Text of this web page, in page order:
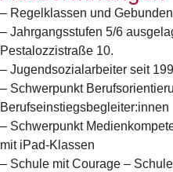
– Regelklassen und
– Jahrgangsstufen 5/6
Pestalozzistraße 10.
– Jugendsozialarbeiter seit
– Schwerpunkt
Berufseinstiegsbegleiter:innen
– Schwerpunkt
mit iPad-Klassen
– Schule mit Courage –